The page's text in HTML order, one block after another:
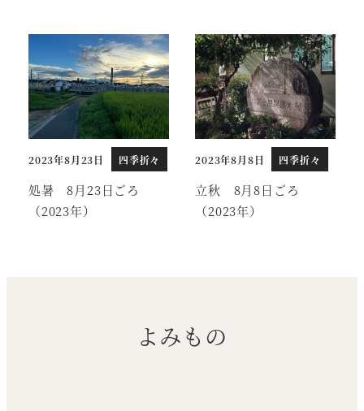
処暑 8月23日ごろ
（2023年）
投稿日
2023年8月23日 四季折々
立秋 8月8日ごろ
（2023年）
投稿日
2023年8月8日 四季折々
よみもの